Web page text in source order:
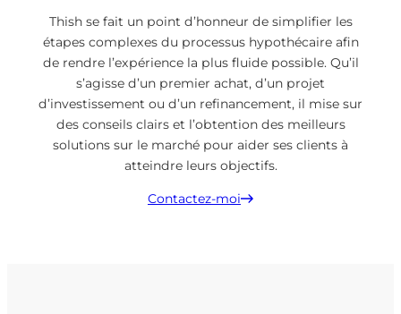
Thish se fait un point d’honneur de simplifier les
étapes complexes du processus hypothécaire afin
de rendre l’expérience la plus fluide possible. Qu’il
s’agisse d’un premier achat, d’un projet
d’investissement ou d’un refinancement, il mise sur
des conseils clairs et l’obtention des meilleurs
solutions sur le marché pour aider ses clients à
atteindre leurs objectifs.
Contactez-moi